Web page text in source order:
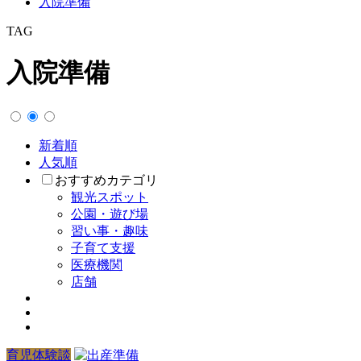
TAG
入院準備
新着順
人気順
おすすめカテゴリ
観光スポット
公園・遊び場
習い事・趣味
子育て支援
医療機関
店舗
育児体験談